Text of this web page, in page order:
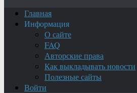
Главная
Информация
О сайте
FAQ
Авторские права
Как выкладывать новости
Полезные сайты
Войти